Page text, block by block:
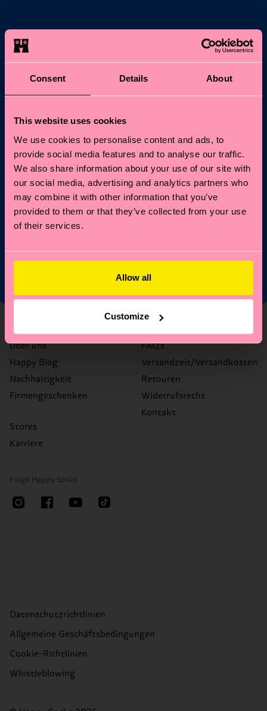
Consent Details About
This website uses cookies
We use cookies to personalise content and ads, to
provide social media features and to analyse our traffic.
We also share information about your use of our site with
our social media, advertising and analytics partners who
may combine it with other information that you’ve
provided to them or that they’ve collected from your use
of their services.
Allow all
Customize
Möchtest du 10%
Rabatt auf deine
erste Bestellung
erhalten?
10% Rabatt* sowie die neuesten Informationen &
Angebote.
E-Mail
Anmelden
*Kann nicht mit anderen Angeboten, Limited/Special Editions
Über uns
Happy Blog
Nachhaltigkeit
Firmengeschenken
Stores
Karriere
FAQ's
Versandzeit/Versandkosten
Retouren
Widerrufsrecht
Kontakt
Folge Happy Socks
Datenschutzrichtlinien
Allgemeine Geschäftsbedingungen
Cookie-Richtlinien
Whistleblowing